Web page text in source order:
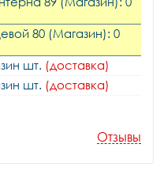
80 (Магазин): 0
шт. (доставка)
шт. (доставка)
Отзывы